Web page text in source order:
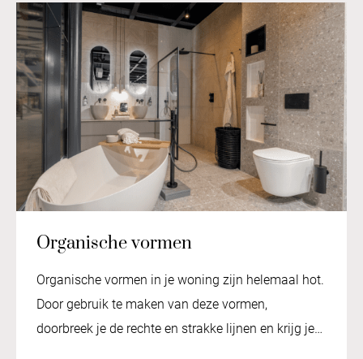
Organische vormen
Organische vormen in je woning zijn helemaal hot.
Door gebruik te maken van deze vormen,
doorbreek je de rechte en strakke lijnen en krijg je…